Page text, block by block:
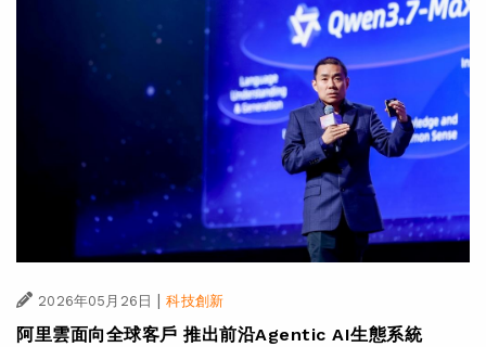
2026年05月26日 科技創新
阿里雲面向全球客戶 推出前沿Agentic AI生態系統